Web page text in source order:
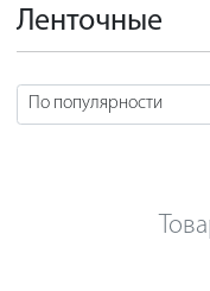
Ленточные